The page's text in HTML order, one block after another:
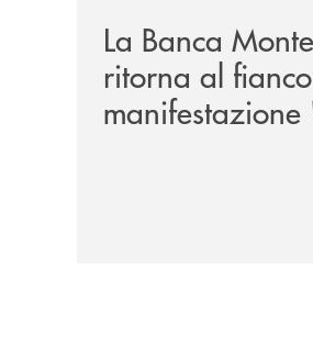
La Banca
ritorna al